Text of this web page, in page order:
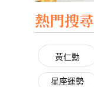
熱門搜尋
黃仁勳
星座運勢